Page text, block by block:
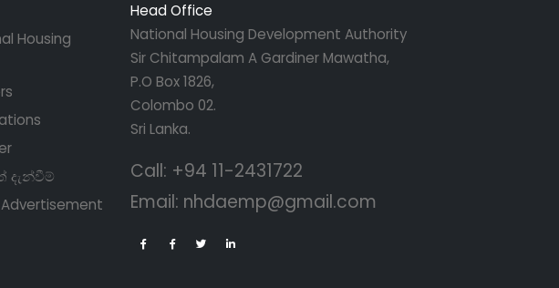
Housing
දැන්වීම්
Head Office
National Housing Development Authority
Sir Chitampalam A Gardiner Mawatha,
P.O Box 1826,
Colombo 02.
Sri Lanka.
Call: +94 11-2431722
Email: nhdaemp@gmail.com